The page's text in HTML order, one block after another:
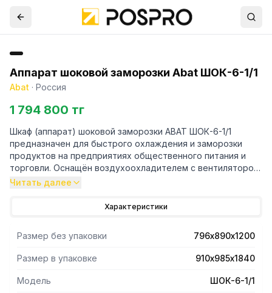
Аппарат шоковой заморозки Abat ШОК-6-1/1
Abat · Россия
1 794 800 тг
Шкаф (аппарат) шоковой заморозки ABAT ШОК-6-1/1
предназначен для быстрого охлаждения и заморозки
продуктов на предприятиях общественного питания и
торговли. Оснащён воздухоохладителем с вентилятором
для равномерного распределения температуры внутри
хранения и позволяет сохранить первоначальные
полную термоизоляцию. Цельнозаливной
пенополиуретаном корпус изготовлен из аустенитной
нержавеющей стали AISI 304 толщиной 1 мм (за
исключением задней стенки).
Читать далее
Характеристики
Размер без упаковки 796х890х1200
Размер в упаковке 910х985х1840
Модель ШОК-6-1/1